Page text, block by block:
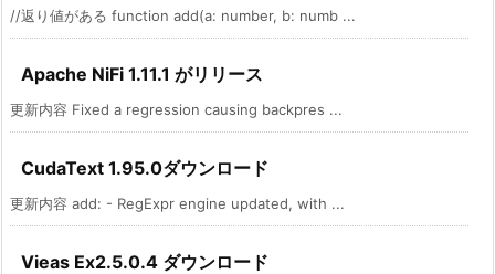
//返り値がある function add(a: number, b: numb ...
Apache NiFi 1.11.1 がリリース
更新内容 Fixed a regression causing backpres ...
CudaText 1.95.0ダウンロード
更新内容 add: - RegExpr engine updated, with ...
Vieas Ex2.5.0.4 ダウンロード